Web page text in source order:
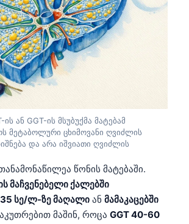
ის ან GGT-ის მსუბუქმა მატებამ
მეტაბოლური ცხიმოვანი ღვიძლის
და არა იშვიათი ღვიძლის
წონის მატებაში.
მაჩვენებელი ქალებში
სე/ლ-ზე მაღალი ან მამაკაცებში
მაშინ, როცა GGT 40-60
dili